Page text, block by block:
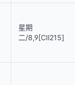
星期
二/8,9[CⅡ215]